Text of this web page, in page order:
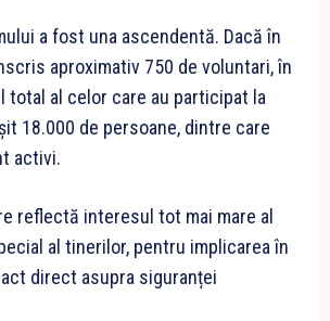
a fost una ascendentă. Dacă în
aproximativ 750 de voluntari, în
total al celor care au participat la
18.000 de persoane, dintre care
activi.
reflectă interesul tot mai mare al
al tinerilor, pentru implicarea în
direct asupra siguranței